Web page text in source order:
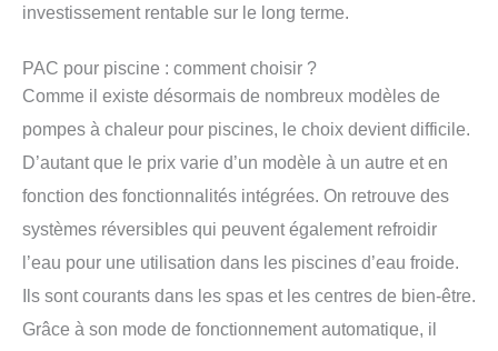
investissement rentable sur le long terme.
PAC pour piscine : comment choisir ?
Comme il existe désormais de nombreux modèles de
pompes à chaleur pour piscines, le choix devient difficile.
D’autant que le prix varie d’un modèle à un autre et en
fonction des fonctionnalités intégrées. On retrouve des
systèmes réversibles qui peuvent également refroidir
l’eau pour une utilisation dans les piscines d’eau froide.
Ils sont courants dans les spas et les centres de bien-être.
Grâce à son mode de fonctionnement automatique, il